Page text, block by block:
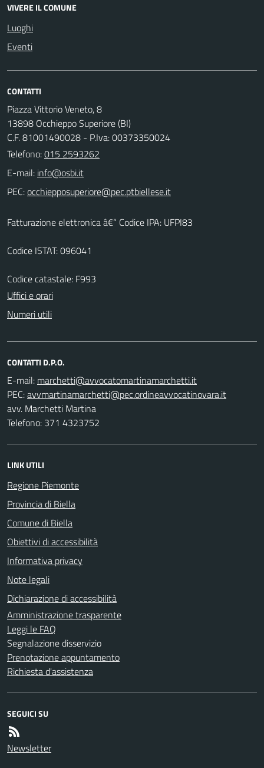
VIVERE IL COMUNE
Luoghi
Eventi
CONTATTI
Piazza Vittorio Veneto, 8
13898 Occhieppo Superiore (BI)
C.F. 81001490028 - P.Iva: 00373350024
Telefono:015 2593262
E-mail:
PEC:
Fatturazione elettronica â€“ Codice IPA: UFPI83
Codice ISTAT: 096041
Codice catastale: F993
Uffici e orari
Numeri utili
CONTATTI D.P.O.
E-mail:
PEC:
avv. Marchetti Martina
Telefono: 371 4323752
LINK UTILI
Regione Piemonte
Provincia di Biella
Comune di Biella
Obiettivi di accessibilità
Informativa privacy
Note legali
Dichiarazione di accessibilità
Amministrazione trasparente
Leggi le FAQ
Segnalazione disservizio
Prenotazione appuntamento
Richiesta d'assistenza
SEGUICI SU
Newsletter